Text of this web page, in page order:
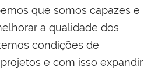
que somos capazes e
a qualidade dos
condições de
e com isso expandir